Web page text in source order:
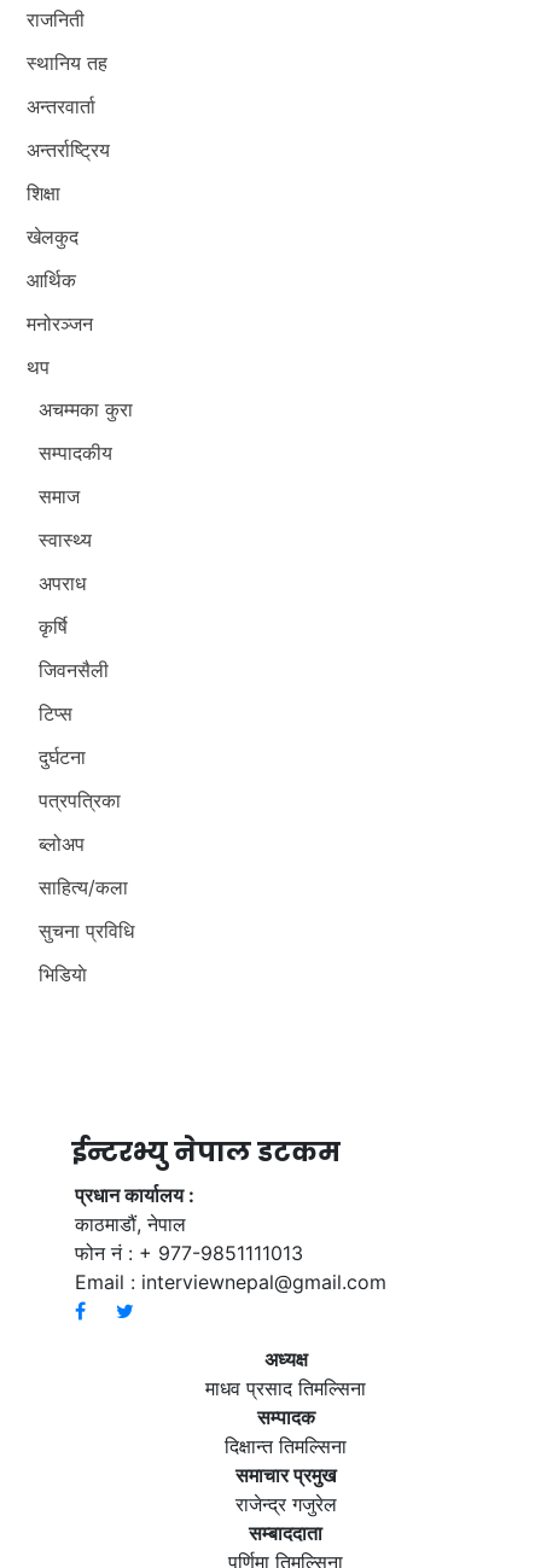
राजनिती
स्थानिय तह
अन्तरवार्ता
अन्तर्राष्ट्रिय
शिक्षा
खेलकुद
आर्थिक
मनोरञ्जन
थप
अचम्मका कुरा
सम्पादकीय
समाज
स्वास्थ्य
अपराध
कृर्षि
जिवनसैली
टिप्स
दुर्घटना
पत्रपत्रिका
ब्लोअप
साहित्य/कला
सुचना प्रविधि
भिडियाे
ईन्टरभ्यु नेपाल डटकम
प्रधान कार्यालय :
काठमाडौं, नेपाल
फोन नं : + 977-9851111013
Email : interviewnepal@gmail.com
अध्यक्ष
माधव प्रसाद तिमल्सिना
सम्पादक
दिक्षान्त तिमल्सिना
समाचार प्रमुख
राजेन्द्र गजुरेल
सम्बाददाता
पूर्णिमा तिमल्सिना